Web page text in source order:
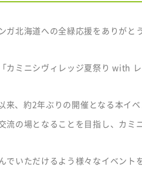
ガ北海道への全緑応援をありがと
カミニシヴィレッジ夏祭り with
来、約2年ぶりの開催となる本イ
流の場となることを目指し、カミ
でいただけるよう様々なイベント